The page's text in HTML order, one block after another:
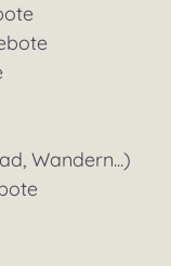
Wandern...)